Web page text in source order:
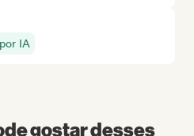
IA
gostar desses